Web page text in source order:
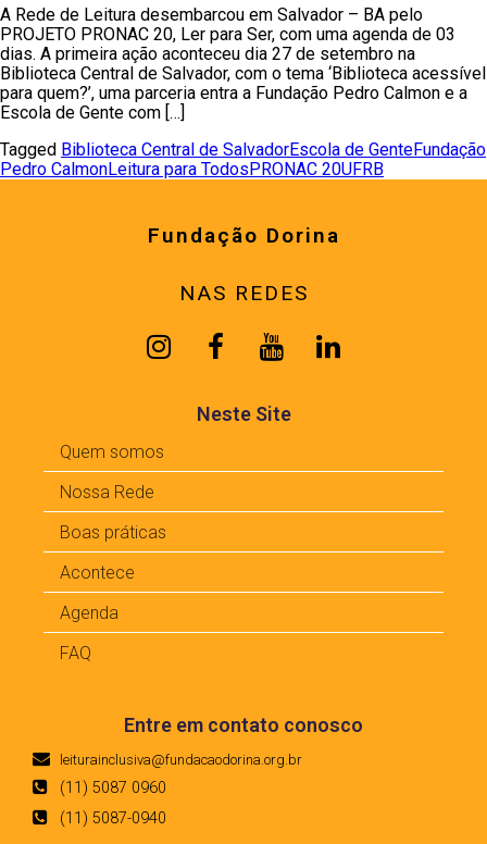
A Rede de Leitura desembarcou em Salvador – BA pelo
PROJETO PRONAC 20, Ler para Ser, com uma agenda de 03
dias. A primeira ação aconteceu dia 27 de setembro na
Biblioteca Central de Salvador, com o tema ‘Biblioteca acessível
para quem?’, uma parceria entra a Fundação Pedro Calmon e a
Escola de Gente com […]
Tagged Biblioteca Central de SalvadorEscola de GenteFundação
Pedro CalmonLeitura para TodosPRONAC 20UFRB
Fundação Dorina
NAS REDES
Neste Site
Quem somos
Nossa Rede
Boas práticas
Acontece
Agenda
FAQ
Entre em contato conosco
leiturainclusiva@fundacaodorina.org.br
(11) 5087 0960
(11) 5087-0940